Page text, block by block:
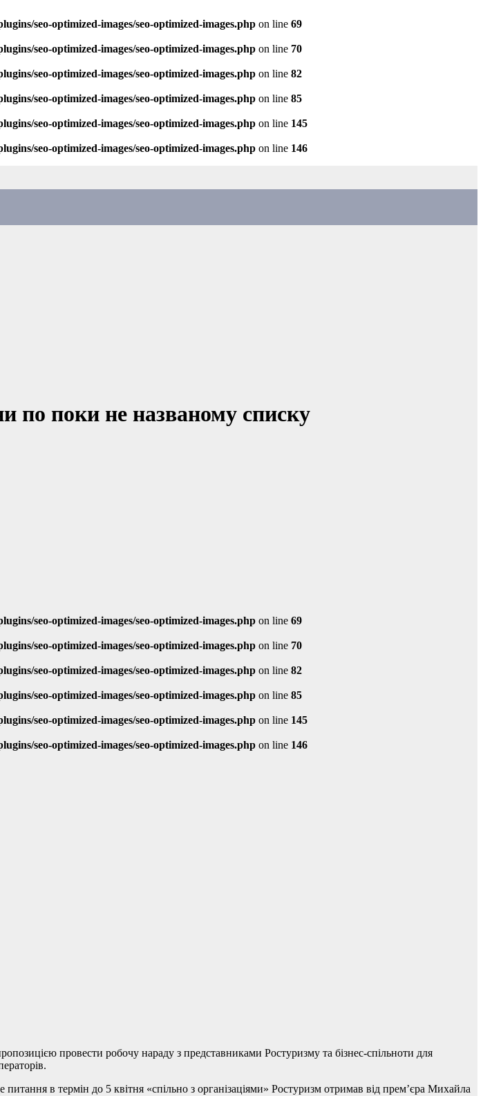
seo-optimized-images/seo-optimized-images.php on line 69
seo-optimized-images/seo-optimized-images.php on line 70
seo-optimized-images/seo-optimized-images.php on line 82
seo-optimized-images/seo-optimized-images.php on line 85
seo-optimized-images/seo-optimized-images.php on line 145
seo-optimized-images/seo-optimized-images.php on line 146
по поки не названому списку
seo-optimized-images/seo-optimized-images.php on line 69
seo-optimized-images/seo-optimized-images.php on line 70
seo-optimized-images/seo-optimized-images.php on line 82
seo-optimized-images/seo-optimized-images.php on line 85
seo-optimized-images/seo-optimized-images.php on line 145
seo-optimized-images/seo-optimized-images.php on line 146
провести робочу нараду з представниками Ростуризму та бізнес-спільноти для
в термін до 5 квітня «спільно з організаціями» Ростуризм отримав від прем’єра Михайла